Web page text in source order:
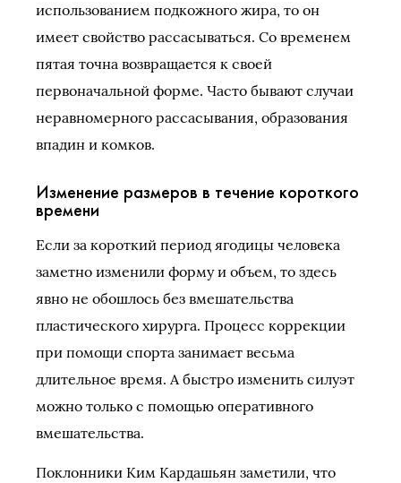
использованием подкожного жира, то он
имеет свойство рассасываться. Со временем
пятая точна возвращается к своей
первоначальной форме. Часто бывают случаи
неравномерного рассасывания, образования
впадин и комков.
Изменение размеров в течение короткого
времени
Если за короткий период ягодицы человека
заметно изменили форму и объем, то здесь
явно не обошлось без вмешательства
пластического хирурга. Процесс коррекции
при помощи спорта занимает весьма
длительное время. А быстро изменить силуэт
можно только с помощью оперативного
вмешательства.
Поклонники Ким Кардашьян заметили, что